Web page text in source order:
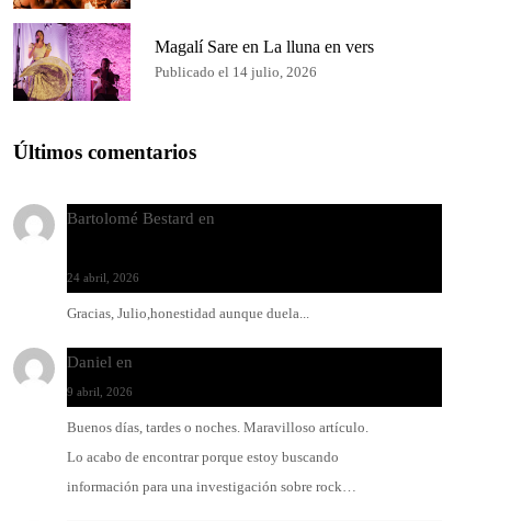
Magalí Sare en La lluna en vers
Publicado el 14 julio, 2026
Últimos comentarios
Bartolomé Bestard en
24 abril, 2026
Gracias, Julio,honestidad aunque duela...
Daniel en
9 abril, 2026
Buenos días, tardes o noches. Maravilloso artículo.
Lo acabo de encontrar porque estoy buscando
información para una investigación sobre rock…